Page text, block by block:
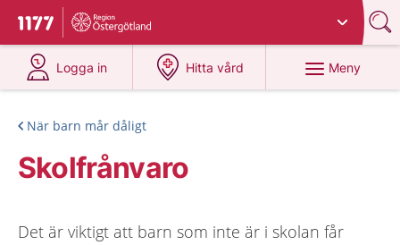
Till startsidan för 1177
Du har valt region
Logga in
på 1177.se
Hitta vård
på 1177.se
Meny
När barn mår dåligt
Skolfrånvaro
Det är viktigt att barn som inte är i skolan får